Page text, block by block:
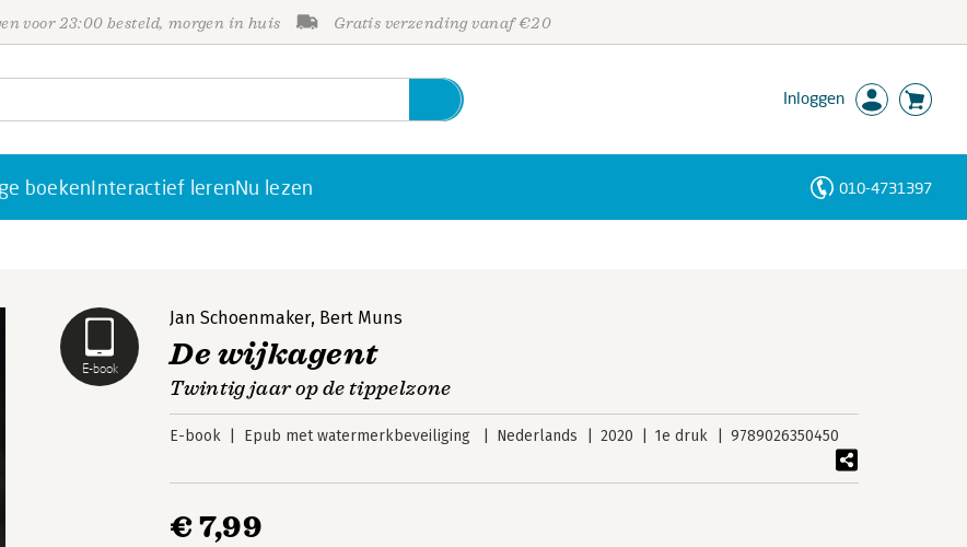
voor 23:00 besteld, morgen in huis Gratis verzending vanaf €20
Inloggen
boekenInteractief lerenNu lezen 010-4731397
E-book
Jan Schoenmaker, Bert Muns
De wijkagent
Twintig jaar op de tippelzone
E-book Epub met watermerkbeveiliging Nederlands 2020 1e druk 9789026350450
€ 7,99
Personen